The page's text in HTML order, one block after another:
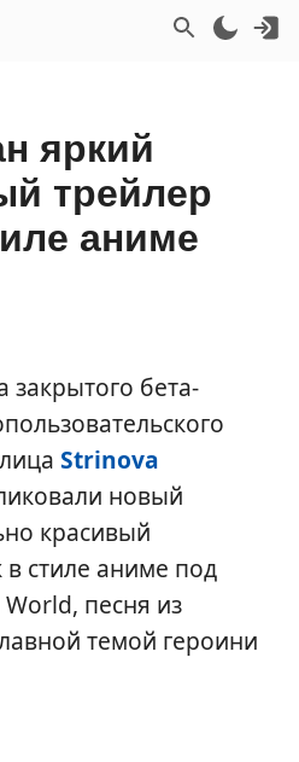
яркий
трейлер
аниме
закрытого бета-
Strinova
новый
красивый
стиле аниме под
песня из
темой героини